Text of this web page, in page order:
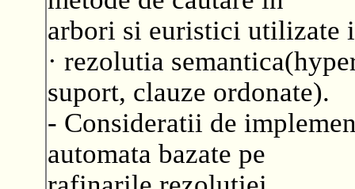
arbori si euristici utilizate
· rezolutia
suport, clauze ordonate).
- Consideratii de
automata bazate pe